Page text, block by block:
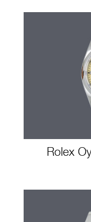
Rolex